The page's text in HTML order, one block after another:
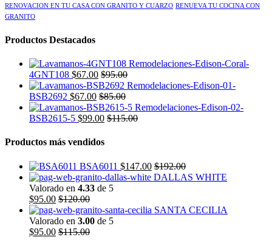
RENOVACION EN TU CASA CON GRANITO Y CUARZO RENUEVA TU COCINA CON
GRANITO
Productos Destacados
4GNT108 $67.00 $95.00
BSB2692 $67.00 $85.00
BSB2615-5 $99.00 $115.00
Productos más vendidos
BSA6011 $147.00 $192.00
DALLAS WHITE
Valorado en 4.33 de 5
$95.00 $120.00
SANTA CECILIA
Valorado en 3.00 de 5
$95.00 $115.00